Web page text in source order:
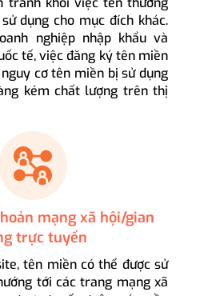
dụng cho mục đích khác.
nghiệp nhập khẩu và
tế, việc đăng ký tên miền
cơ tên miền bị sử dụng
kém chất lượng trên thị
mạng xã hội/gian
trực tuyến
tên miền có thể được sử
tới các trang mạng xã